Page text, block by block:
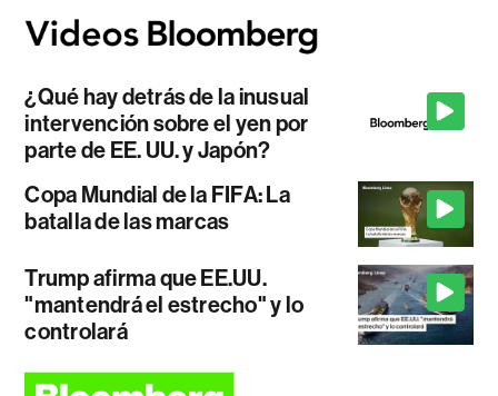
¿Qué hay detrás de la inusual
intervención sobre el yen por
parte de EE. UU. y Japón?
Copa Mundial de la FIFA: La
batalla de las marcas
Trump afirma que EE.UU.
"mantendrá el estrecho" y lo
controlará